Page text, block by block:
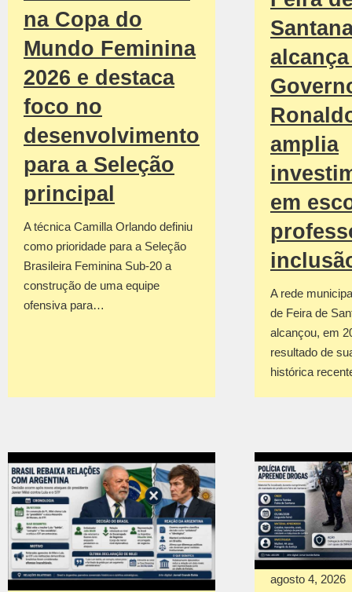
na Copa do
Mundo Feminina
2026 e destaca
foco no
desenvolvimento
para a Seleção
principal
A técnica Camilla Orlando definiu
como prioridade para a Seleção
Brasileira Feminina Sub-20 a
construção de uma equipe
ofensiva para…
amplia
em
A rede
de Feira de
alcançou, em
resultado de
histórica
agosto 4, 2026